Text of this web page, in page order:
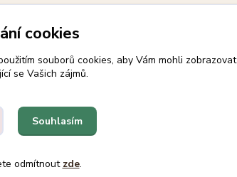
cookies.
cookies
souborů cookies, aby Vám mohli zobrazovat
se Vašich zájmů.
Souhlasím
odmítnout zde.